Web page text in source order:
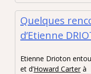
Quelques
d’Etienne
Etienne Drioton
et d’Howard Carterà